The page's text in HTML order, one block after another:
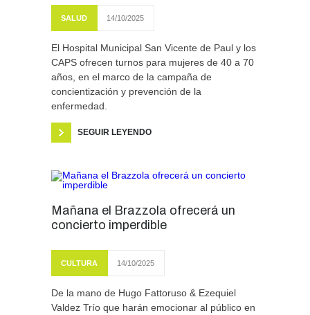
SALUD 14/10/2025
El Hospital Municipal San Vicente de Paul y los
CAPS ofrecen turnos para mujeres de 40 a 70
años, en el marco de la campaña de
concientización y prevención de la
enfermedad.
SEGUIR LEYENDO
Mañana el Brazzola ofrecerá un
concierto imperdible
CULTURA 14/10/2025
De la mano de Hugo Fattoruso & Ezequiel
Valdez Trío que harán emocionar al público en